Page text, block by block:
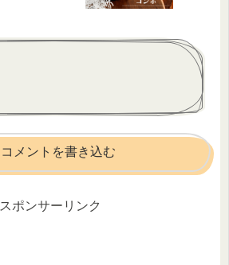
コメントを書き込む
スポンサーリンク